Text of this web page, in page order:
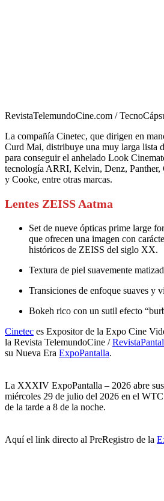
RevistaTelemundoCine.com /
La compañía Cinetec, que dirigen en
Curd Mai, distribuye una muy larga lista
para conseguir el anhelado Look
tecnología ARRI, Kelvin, Denz, Panther,
y Cooke, entre otras marcas.
Lentes ZEISS Aatma
Set de nueve ópticas prime large
que ofrecen una imagen con
históricos de ZEISS del siglo XX.
Textura de piel suavemente
Transiciones de enfoque suaves y
Bokeh rico con un sutil efecto
Cinetec es Expositor de la Expo Cine
la Revista TelemundoCine /
su Nueva Era ExpoPantalla.
La XXXIV ExpoPantalla – 2026 abre
miércoles 29 de julio del 2026 en el
de la tarde a 8 de la noche.
Aquí el link directo al PreRegistro de la